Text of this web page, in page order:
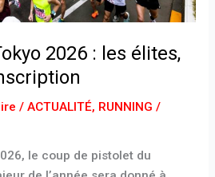
2026 : les élites,
/ ACTUALITÉ, RUNNING /
le coup de pistolet du